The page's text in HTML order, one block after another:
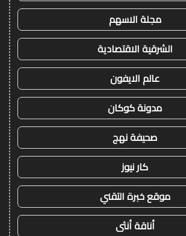
مجلة الاسهم
الشرقية الاقتصادية
عالم الايفون
مدونة كوكان
صحيفة نهج
كار نيوز
موقع خبرة التقني
أناقة أنثى